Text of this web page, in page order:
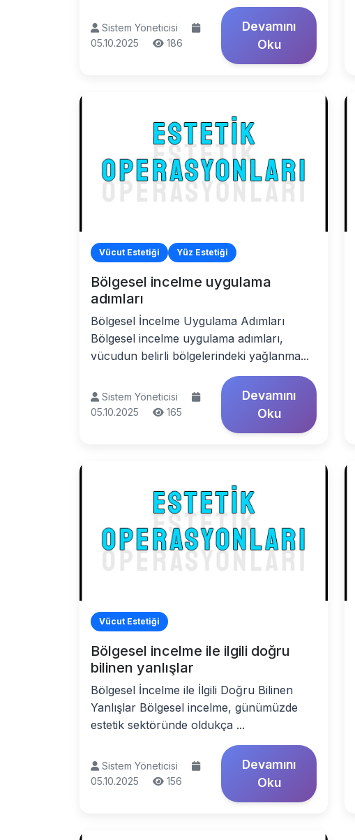
Sistem Yöneticisi
05.10.2025
186
Devamını
Oku
Vücut Estetiği Yüz Estetiği
Bölgesel incelme uygulama
adımları
Bölgesel İncelme Uygulama Adımları
Bölgesel incelme uygulama adımları,
vücudun belirli bölgelerindeki yağlanma...
Sistem Yöneticisi
05.10.2025
165
Devamını
Oku
Vücut Estetiği
Bölgesel incelme ile ilgili doğru
bilinen yanlışlar
Bölgesel İncelme ile İlgili Doğru Bilinen
Yanlışlar Bölgesel incelme, günümüzde
estetik sektöründe oldukça ...
Sistem Yöneticisi
05.10.2025
156
Devamını
Oku